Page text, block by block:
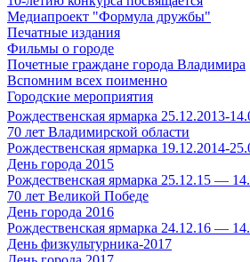
Медиапроект "Формула дружбы"
Печатные издания
Фильмы о городе
Почетные граждане города Владимира
Вспомним всех поименно
Городские мероприятия
Рождественская ярмарка 25.12.2013-
70 лет Владимирской области
Рождественская ярмарка 19.12.2014-
День города 2015
Рождественская ярмарка 25.12.15 —
70 лет Великой Победе
День города 2016
Рождественская ярмарка 24.12.16 —
День физкультурника-2017